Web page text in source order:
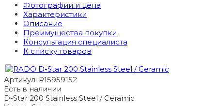
Фотографии и цена
Характеристики
Описание
Преимущества покупки
Консультация специалиста
К списку товаров
Артикул: R15959152
Есть в наличии
D-Star 200 Stainless Steel / Ceramic